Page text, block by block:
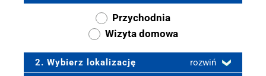
Przychodnia
Wizyta domowa
2. Wybierz lokalizację
rozwiń